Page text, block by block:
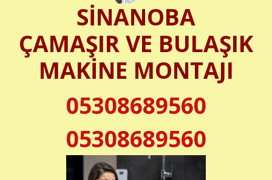
SİNANOBA
ÇAMAŞIR VE BULAŞIK
MAKİNE MONTAJI
05308689560
05308689560